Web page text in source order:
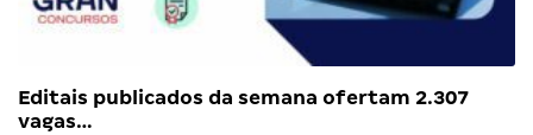
Editais publicados da semana ofertam 2.307
vagas…